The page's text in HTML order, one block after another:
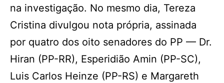
na investigação. No mesmo dia, Tereza
Cristina divulgou nota própria, assinada
por quatro dos oito senadores do PP — Dr.
Hiran (PP-RR), Esperidião Amin (PP-SC),
Luis Carlos Heinze (PP-RS) e Margareth